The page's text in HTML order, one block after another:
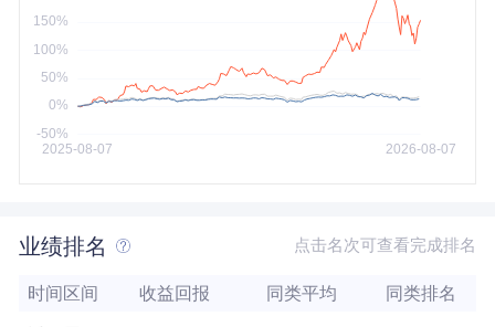
业绩排名 点击名次可查看完成排名
时间区间 收益回报 同类平均 同类排名